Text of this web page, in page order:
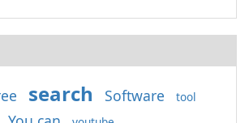
search Software
tool